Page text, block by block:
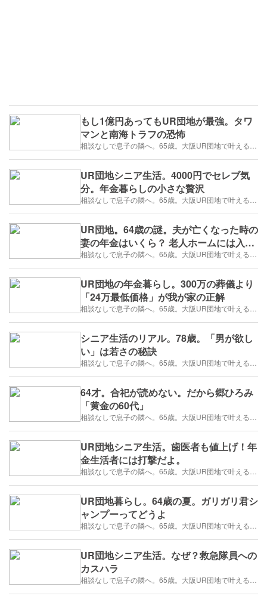
もし1億円あってもUR団地が最強。タワ
マンと南海トラフの恐怖
UR団地シニア生活。4000円でセレブ気
分。年金暮らしの小さな贅沢
UR団地。64歳の謎。夫が亡くなった時の
妻の年金はいくら？ 老人ホームには入れ
る？
UR団地の年金暮らし。300万の葬儀より
「24万最低価格」が我が家の正解
シニア生活のリアル。78歳。「男が欲し
い」は若さの秘訣
64才。合祀が読めない。だから郷ひろみ
「黄金の60代」
UR団地シニア生活。歯医者も値上げ！年
金生活者には打撃だよ。
UR団地暮らし。64歳の夏。ガリガリ君シ
ャンプーってどうよ
UR団地シニア生活。なぜ？救急隊員への
カスハラ